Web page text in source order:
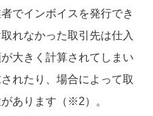
でインボイスを発行でき
れなかった取引先は仕入
大きく計算されてしまい
れたり、場合によって取
あります（※2）。